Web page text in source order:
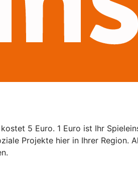
5 Euro. 1 Euro ist Ihr
Projekte hier in Ihrer Region.